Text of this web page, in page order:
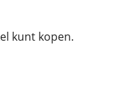
kunt kopen.